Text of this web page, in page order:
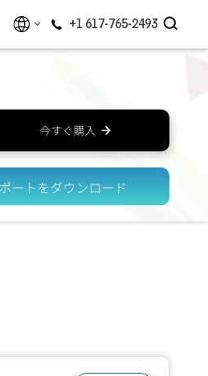
+1 617-765-2493